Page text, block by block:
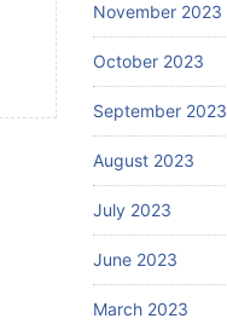
November 2023
October 2023
September 2023
August 2023
July 2023
June 2023
March 2023